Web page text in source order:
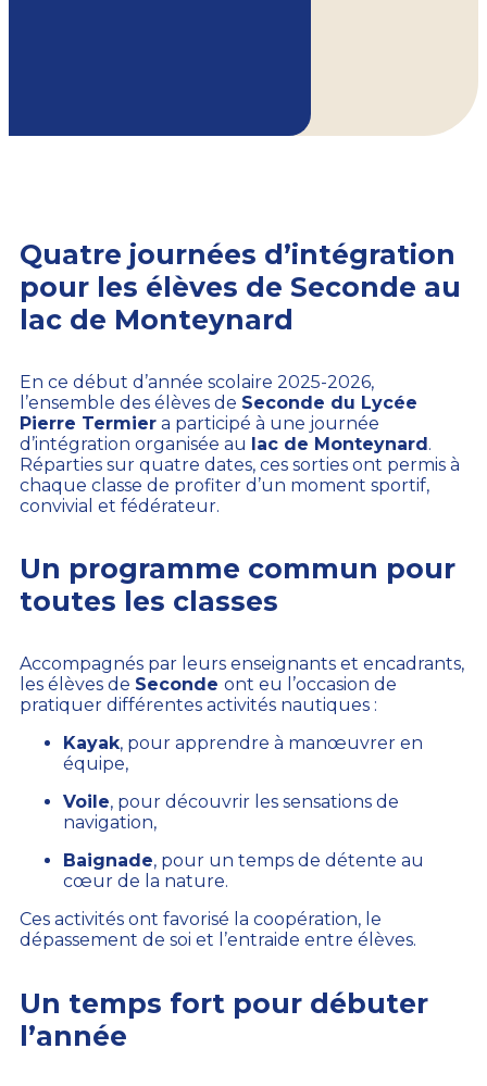
Quatre journées d’intégration
pour les élèves de Seconde au
lac de Monteynard
En ce début d’année scolaire 2025-2026,
l’ensemble des élèves de Seconde du Lycée
Pierre Termier a participé à une journée
d’intégration organisée au lac de Monteynard.
Réparties sur quatre dates, ces sorties ont permis à
chaque classe de profiter d’un moment sportif,
convivial et fédérateur.
Un programme commun pour
toutes les classes
Accompagnés par leurs enseignants et encadrants,
les élèves de Seconde ont eu l’occasion de
pratiquer différentes activités nautiques :
Kayak, pour apprendre à manœuvrer en
équipe,
Voile, pour découvrir les sensations de
navigation,
Baignade, pour un temps de détente au
cœur de la nature.
Ces activités ont favorisé la coopération, le
dépassement de soi et l’entraide entre élèves.
Un temps fort pour débuter
l’année